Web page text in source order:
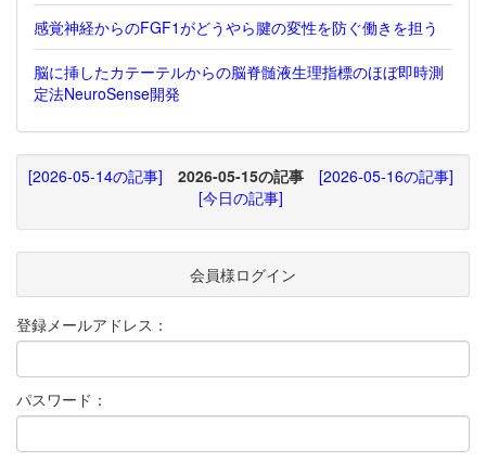
感覚神経からのFGF1がどうやら腱の変性を防ぐ働きを担う
脳に挿したカテーテルからの脳脊髄液生理指標のほぼ即時測
定法NeuroSense開発
[2026-05-14の記事] 2026-05-15の記事
[2026-05-16の記事]
[今日の記事]
会員様ログイン
登録メールアドレス：
パスワード：